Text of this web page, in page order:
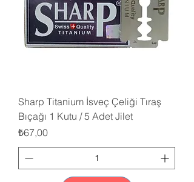
Sharp Titanium İsveç Çeliği Tıraş
Bıçağı 1 Kutu / 5 Adet Jilet
Fiyat
₺67,00